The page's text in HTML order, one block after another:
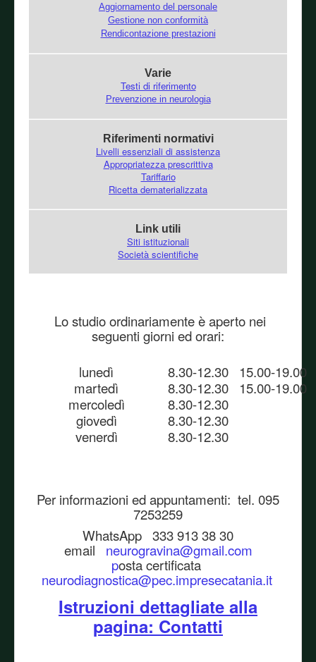
Aggiornamento del personale
Gestione non conformità
Rendicontazione prestazioni
Varie
Testi di riferimento
Prevenzione in neurologia
Riferimenti normativi
Livelli essenziali di assistenza
Appropriatezza prescrittiva
Tariffario
Ricetta dematerializzata
Link utili
Siti istituzionali
Società scientifiche
Lo studio ordinariamente è aperto nei
seguenti giorni ed orari:
lunedì
8.30-12.30 15.00-19.00
martedì
8.30-12.30 15.00-19.00
mercoledì
8.30-12.30
giovedì
8.30-12.30
venerdì
8.30-12.30
Per informazioni ed appuntamenti: tel. 095
7253259
WhatsApp 333 913 38 30
email neurogravina@gmail.com
posta certificata
neurodiagnostica@pec.impresecatania.it
Istruzioni dettagliate alla
pagina: Contatti